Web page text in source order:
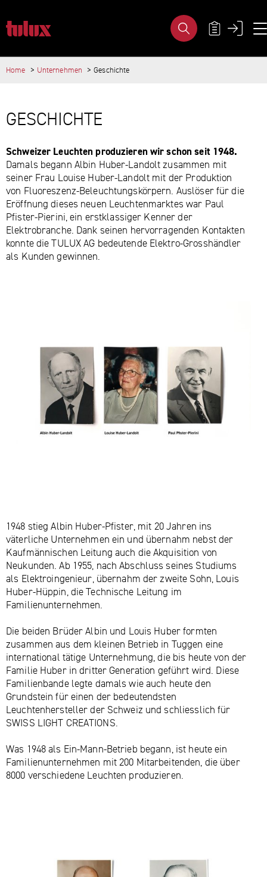
GESCHICHTE - TULUX AG
WICHTIGE SEITEN
Inhalt
Kontakt
Metanavigation
Home Unternehmen Geschichte
HAUPTINHALT
GESCHICHTE
Schweizer Leuchten produzieren wir schon seit 1948.
Damals begann Albin Huber-Landolt zusammen mit
seiner Frau Louise Huber-Landolt mit der Produktion
von Fluoreszenz-Beleuchtungskörpern. Auslöser für die
Eröffnung dieses neuen Leuchtenmarktes war Paul
Pfister-Pierini, ein erstklassiger Kenner der
Elektrobranche. Dank seinen hervorragenden Kontakten
konnte die TULUX AG bedeutende Elektro-Grosshändler
als Kunden gewinnen.
1948 stieg Albin Huber-Pfister, mit 20 Jahren ins
väterliche Unternehmen ein und übernahm nebst der
Kaufmännischen Leitung auch die Akquisition von
Neukunden. Ab 1955, nach Abschluss seines Studiums
als Elektroingenieur, übernahm der zweite Sohn, Louis
Huber-Hüppin, die Technische Leitung im
Familienunternehmen.
Die beiden Brüder Albin und Louis Huber formten
zusammen aus dem kleinen Betrieb in Tuggen eine
international tätige Unternehmung, die bis heute von der
Familie Huber in dritter Generation geführt wird. Diese
Familienbande legte damals wie auch heute den
Grundstein für einen der bedeutendsten
Leuchtenhersteller der Schweiz und schliesslich für
SWISS LIGHT CREATIONS.
Was 1948 als Ein-Mann-Betrieb begann, ist heute ein
Familienunternehmen mit 200 Mitarbeitenden, die über
8000 verschiedene Leuchten produzieren.